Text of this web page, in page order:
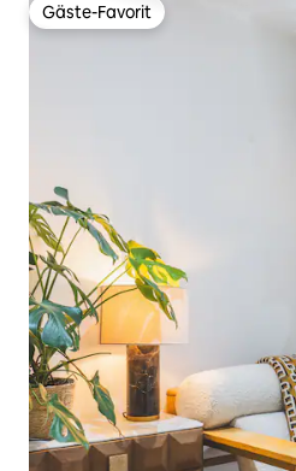
Gäste-Favorit
Gäste-Favorit